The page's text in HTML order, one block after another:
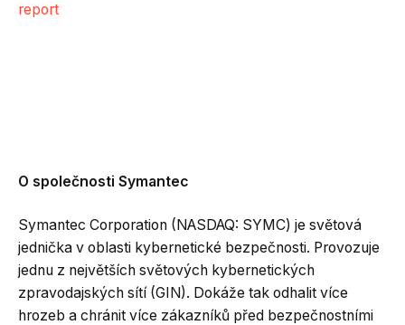
report
O společnosti Symantec
Symantec Corporation (NASDAQ: SYMC) je světová
jednička v oblasti kybernetické bezpečnosti. Provozuje
jednu z největších světových kybernetických
zpravodajských sítí (GIN). Dokáže tak odhalit více
hrozeb a chránit více zákazníků před bezpečnostními